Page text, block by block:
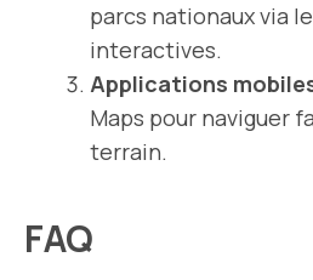
parcs nationaux via
interactives.
Applications
Maps pour naviguer
terrain.
FAQ